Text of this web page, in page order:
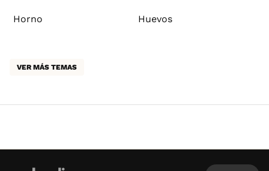
Horno Huevos
VER MÁS TEMAS